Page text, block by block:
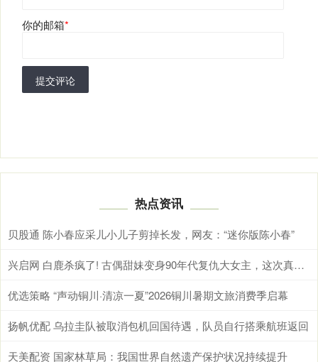
你的邮箱*
提交评论
热点资讯
贝股通 陈小春应采儿小儿子剪掉长发，网友：“迷你版陈小春”
兴启网 白鹿杀疯了! 古偶甜妹变身90年代复仇大女主，这次真的不一样
优选策略 “声动铜川·清凉一夏”2026铜川暑期文旅消费季启幕
扬帆优配 乌拉圭队被取消包机回国待遇，队员自行搭乘航班返回
天美配资 国家林草局：我国世界自然遗产保护状况持续提升